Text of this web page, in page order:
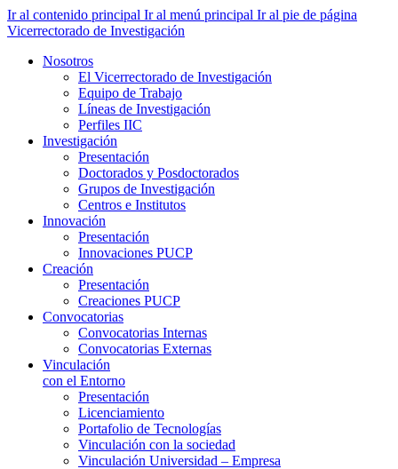
Ir al contenido principal Ir al menú principal Ir al pie de página
Vicerrectorado de Investigación
Nosotros
El Vicerrectorado de Investigación
Equipo de Trabajo
Líneas de Investigación
Perfiles IIC
Investigación
Presentación
Doctorados y Posdoctorados
Grupos de Investigación
Centros e Institutos
Innovación
Presentación
Innovaciones PUCP
Creación
Presentación
Creaciones PUCP
Convocatorias
Convocatorias Internas
Convocatorias Externas
Vinculación
con el Entorno
Presentación
Licenciamiento
Portafolio de Tecnologías
Vinculación con la sociedad
Vinculación Universidad – Empresa